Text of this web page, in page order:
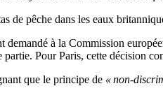
de pêche dans les eaux
demandé à la Commission
Pour Paris, cette décision
que le principe de « non-